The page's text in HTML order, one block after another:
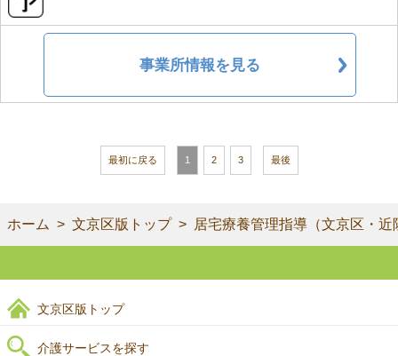
事業所情報を見る
最初に戻る 1 2 3 最後
ホーム 文京区版トップ 居宅療養管理指導（文京区・近
文京区版トップ
介護サービスを探す